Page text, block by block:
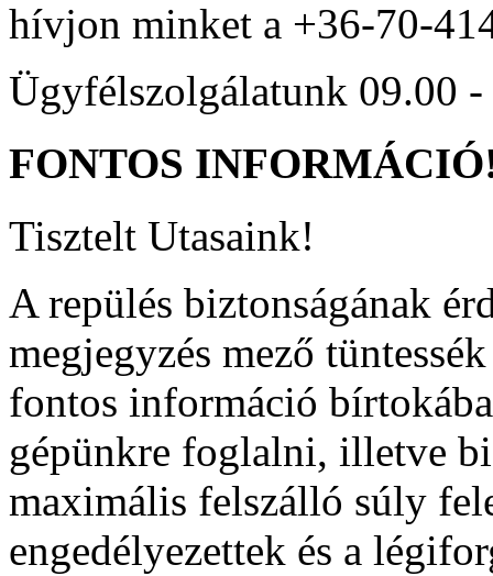
hívjon minket a +36-70-
Ügyfélszolgálatunk 09.00
FONTOS
Tisztelt Utasaink!
A repülés biztonságának
megjegyzés mező
fontos információ
gépünkre foglalni, illetve
maximális felszálló súly
engedélyezettek és a